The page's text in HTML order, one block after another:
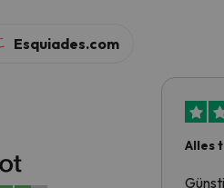
Esquiades.com
Alles